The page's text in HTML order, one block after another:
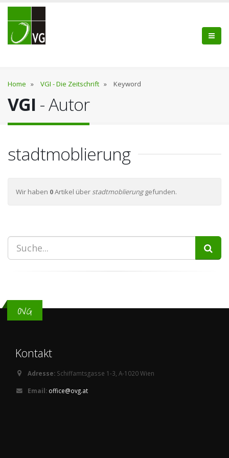
Home » VGI - Die Zeitschrift » Keyword
VGI - Autor
stadtmoblierung
Wir haben 0Artikel über stadtmoblierunggefunden.
OVG
Kontakt
Adresse: Schiffamtsgasse 1-3, A-1020 Wien
Email: office@ovg.at